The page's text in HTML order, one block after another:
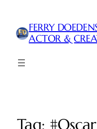
FERRY
ACTOR &
Tag: